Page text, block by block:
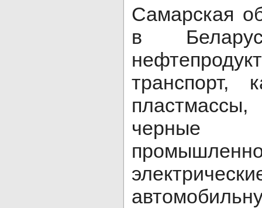
Самарская
в
транспорт,